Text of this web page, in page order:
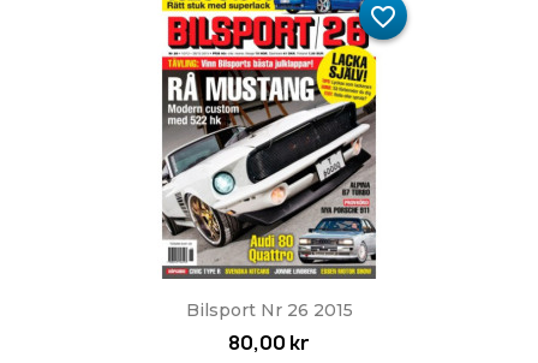
Bilsport Nr 26 2015
80,00 kr
favorite_border